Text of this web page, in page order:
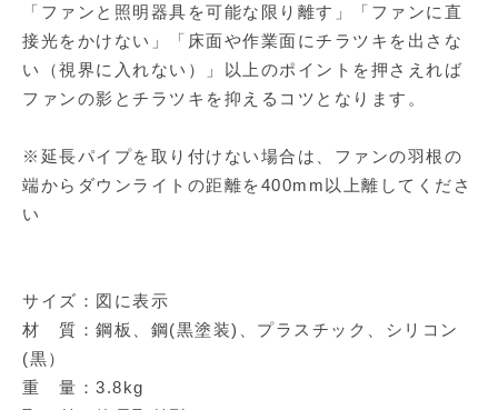
「ファンと照明器具を可能な限り離す」「ファンに直
接光をかけない」「床面や作業面にチラツキを出さな
い（視界に入れない）」以上のポイントを押さえれば
ファンの影とチラツキを抑えるコツとなります。
※延長パイプを取り付けない場合は、ファンの羽根の
端からダウンライトの距離を400mm以上離してくださ
い
サイズ：図に表示
材 質：鋼板、鋼(黒塗装)、プラスチック、シリコン
(黒）
重 量：3.8kg